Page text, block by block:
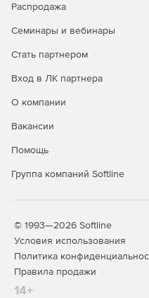
ящиках
общего доступа.
Антивирусная
Группирование
Сканирование с
инфицированных
Детектирование
Распродажа
Семинары и вебинары
Стать партнером
Вход в ЛК партнера
О компании
Вакансии
Помощь
Группа компаний Softline
© 1993—2026 Softline
Условия использования
Политика
Правила продажи
14+